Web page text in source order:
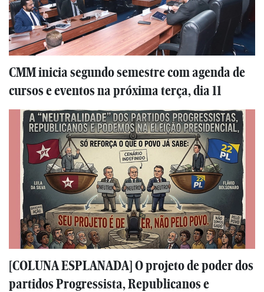
CMM inicia segundo semestre com agenda de
cursos e eventos na próxima terça, dia 11
[COLUNA ESPLANADA] O projeto de poder dos
partidos Progressista, Republicanos e